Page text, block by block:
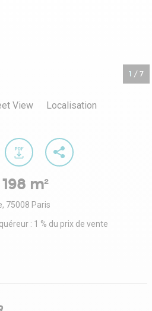
1 / 7
View Localisation
m²
75008 Paris
: 1 % du prix de vente